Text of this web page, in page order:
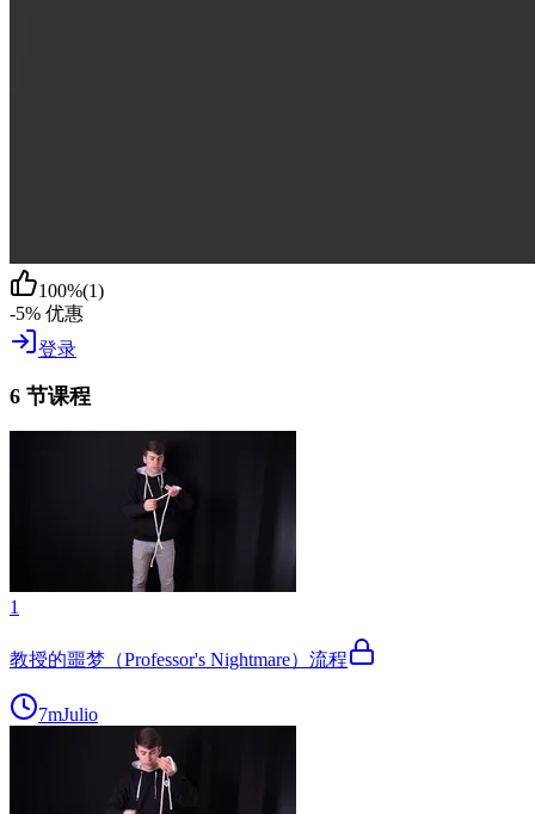
100%(1)
-5% 优惠
登录
6 节课程
1
教授的噩梦（Professor's Nightmare）流程
7mJulio